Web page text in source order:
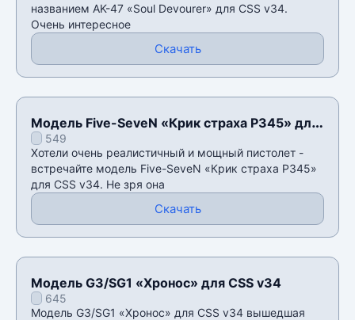
названием AK-47 «Soul Devourer» для CSS v34.
Очень интересное
Скачать
Модель Five-SeveN «Крик страха P345» для
CSS v34
549
Хотели очень реалистичный и мощный пистолет -
встречайте модель Five-SeveN «Крик страха P345»
для CSS v34. Не зря она
Скачать
Модель G3/SG1 «Хронос» для CSS v34
645
Модель G3/SG1 «Хронос» для CSS v34 вышедшая